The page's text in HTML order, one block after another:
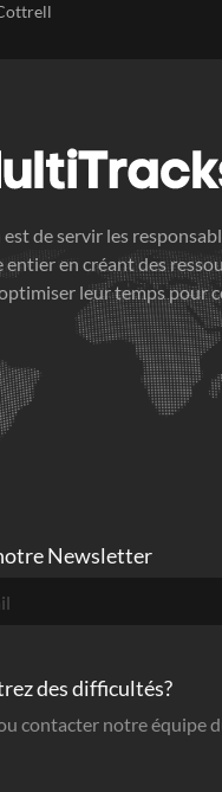
de servir les
entier en créant des
leur temps pour
Newsletter
des difficultés?
contacter notre équipe